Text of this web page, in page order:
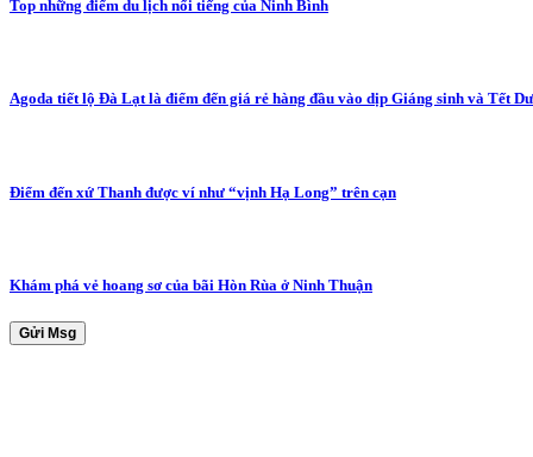
Top những điểm du lịch nổi tiếng của Ninh Bình
Agoda tiết lộ Đà Lạt là điểm đến giá rẻ hàng đầu vào dịp Giáng sinh và Tết
Điểm đến xứ Thanh được ví như “vịnh Hạ Long” trên cạn
Khám phá vẻ hoang sơ của bãi Hòn Rùa ở Ninh Thuận
Gửi Msg